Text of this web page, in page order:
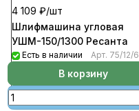
4 109 ₽/шт
Шлифмашина угловая
УШМ-150/1300 Ресанта
Есть в наличии Арт. 75/12/6
В корзину